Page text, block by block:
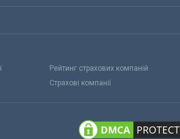
Рейтинг страхових компаній
Страхові компанії